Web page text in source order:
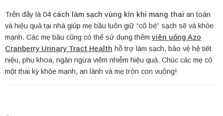
Trên đây là 04 cách làm sạch vùng kín khi mang thai an toàn
và hiệu quả tại nhà giúp mẹ bầu luôn giữ “cô bé” sạch sẽ và khỏe
mạnh. Các mẹ bầu cũng có thể sử dụng thêm viên uống Azo
Cranberry Urinary Tract Health hỗ trợ làm sạch, bảo vệ hệ tiết
niệu, phụ khoa, ngăn ngừa viêm nhiễm hiệu quả. Chúc các mẹ có
một thai kỳ khỏe mạnh, an lành và mẹ tròn con vuông!